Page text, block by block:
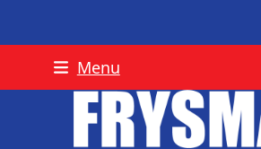
Menu